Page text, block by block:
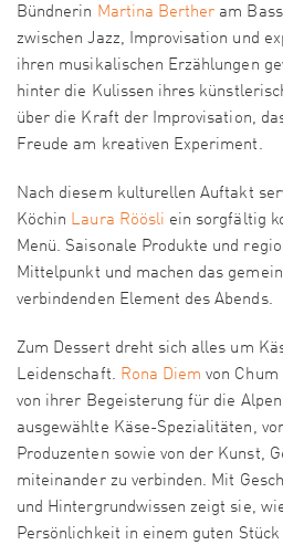
Bündnerin Martina Berther am
zwischen Jazz, Improvisation und
ihren musikalischen Erzählungen
hinter die Kulissen ihres
über die Kraft der Improvisation,
Freude am kreativen Experiment.
Nach diesem kulturellen Auftakt
Köchin Laura Röösli ein sorgfältig
Menü. Saisonale Produkte und
Mittelpunkt und machen das
verbindenden Element des Abends.
Zum Dessert dreht sich alles um
Leidenschaft. Rona Diem von
von ihrer Begeisterung für die
ausgewählte Käse-Spezialitäten,
Produzenten sowie von der Kunst,
miteinander zu verbinden. Mit
und Hintergrundwissen zeigt sie,
Persönlichkeit in einem guten Stück